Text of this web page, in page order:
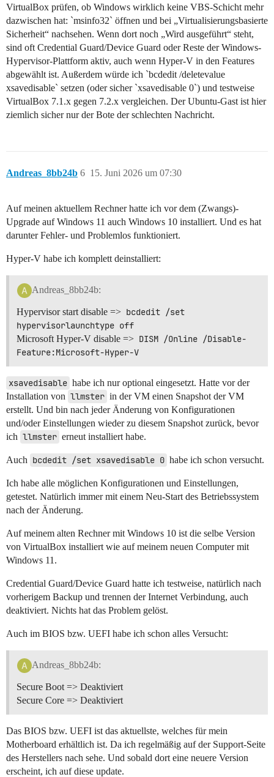
VirtualBox prüfen, ob Windows wirklich keine VBS-Schicht mehr
dazwischen hat: `msinfo32` öffnen und bei „Virtualisierungsbasierte
Sicherheit“ nachsehen. Wenn dort noch „Wird ausgeführt“ steht,
sind oft Credential Guard/Device Guard oder Reste der Windows-
Hypervisor-Plattform aktiv, auch wenn Hyper-V in den Features
abgewählt ist. Außerdem würde ich `bcdedit /deletevalue
xsavedisable` setzen (oder sicher `xsavedisable 0`) und testweise
VirtualBox 7.1.x gegen 7.2.x vergleichen. Der Ubuntu-Gast ist hier
ziemlich sicher nur der Bote der schlechten Nachricht.
Andreas_8bb24b 15. Juni 2026 um 07:30
6
Auf meinen aktuellem Rechner hatte ich vor dem (Zwangs)-
Upgrade auf Windows 11 auch Windows 10 installiert. Und es hat
darunter Fehler- und Problemlos funktioniert.
Hyper-V habe ich komplett deinstalliert:
Andreas_8bb24b:
Hypervisor start disable => bcdedit /set
hypervisorlaunchtype off
Microsoft Hyper-V disable => DISM /Online /Disable-
Feature:Microsoft-Hyper-V
xsavedisable habe ich nur optional eingesetzt. Hatte vor der
Installation von llmster in der VM einen Snapshot der VM
erstellt. Und bin nach jeder Änderung von Konfigurationen
und/oder Einstellungen wieder zu diesem Snapshot zurück, bevor
ich llmster erneut installiert habe.
Auch bcdedit /set xsavedisable 0 habe ich schon versucht.
Ich habe alle möglichen Konfigurationen und Einstellungen,
getestet. Natürlich immer mit einem Neu-Start des Betriebssystem
nach der Änderung.
Auf meinem alten Rechner mit Windows 10 ist die selbe Version
von VirtualBox installiert wie auf meinem neuen Computer mit
Windows 11.
Credential Guard/Device Guard hatte ich testweise, natürlich nach
vorherigem Backup und trennen der Internet Verbindung, auch
deaktiviert. Nichts hat das Problem gelöst.
Auch im BIOS bzw. UEFI habe ich schon alles Versucht:
Andreas_8bb24b:
Secure Boot => Deaktiviert
Secure Core => Deaktiviert
Das BIOS bzw. UEFI ist das aktuellste, welches für mein
Motherboard erhältlich ist. Da ich regelmäßig auf der Support-Seite
des Herstellers nach sehe. Und sobald dort eine neuere Version
erscheint, ich auf diese update.